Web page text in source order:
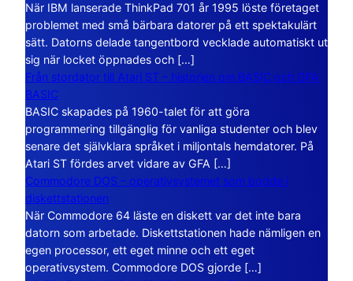
När IBM lanserade ThinkPad 701 år 1995 löste företaget
problemet med små bärbara datorer på ett spektakulärt
sätt. Datorns delade tangentbord vecklade automatiskt ut
sig när locket öppnades och […]
Från stordator till Atari ST – historien om BASIC och GFA
BASIC
BASIC skapades på 1960-talet för att göra
programmering tillgänglig för vanliga studenter och blev
senare det självklara språket i miljontals hemdatorer. På
Atari ST fördes arvet vidare av GFA […]
Commodore DOS – operativsystemet som bodde i
diskettstationen
När Commodore 64 läste en diskett var det inte bara
datorn som arbetade. Diskettstationen hade nämligen en
egen processor, ett eget minne och ett eget
operativsystem. Commodore DOS gjorde […]